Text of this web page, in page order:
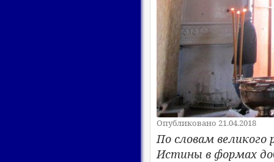
Опубликовано 21.04.2018
По словам великого
Истины в формах